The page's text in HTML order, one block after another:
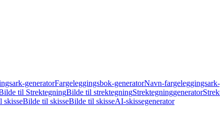
generatorFargeleggingsbok-generatorNavn-
til StrektegningBilde til strektegningStrektegninggenerator
skisseBilde til skisseBilde til skisseAI-skissegenerator